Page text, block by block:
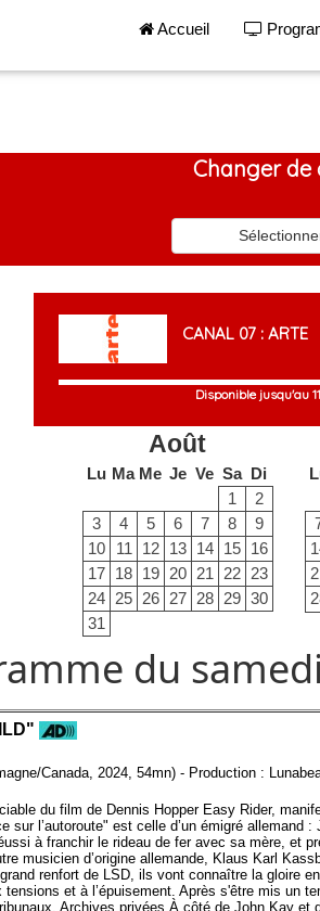
Accueil
Changer de
CANAL 07 : ARTE
Disponible jusqu'au
Août
Lu Ma Me Je Ve Sa Di
1
2
3
4 5 6 7 8
9
10
11 12 13 14 15 16
17 18 19 20 21 22 23
24 25 26 27 28 29 30
31
du